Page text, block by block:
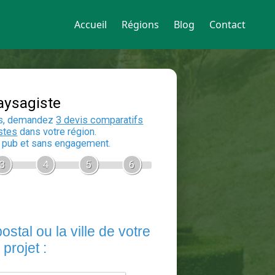
Accueil Régions Blog Contact
Devis Paysagiste
En 5 minutes, demandez
auxpaysagistesdans votre région.
Gratuit, sans pub et sans engagement.